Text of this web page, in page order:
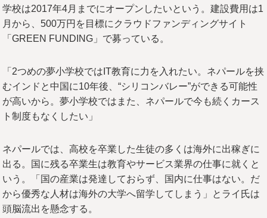
学校は2017年4月までにオープンしたいという。建設費用は1
月から、500万円を目標にクラウドファンディングサイト
「GREEN FUNDING」で募っている。
「2つめの夢小学校ではIT教育に力を入れたい。ネパールを挟
むインドと中国に10年後、“シリコンバレー”ができる可能性
が高いから。夢小学校ではまた、ネパールで今も続くカース
ト制度もなくしたい」
ネパールでは、高校を卒業した生徒の多くは海外に出稼ぎに
出る。国に残る卒業生は教育やサービス業界の仕事に就くと
いう。「国の産業は発達しておらず、国内に仕事はない。だ
から優秀な人材は海外の大学へ留学してしまう」とライ氏は
頭脳流出を懸念する。